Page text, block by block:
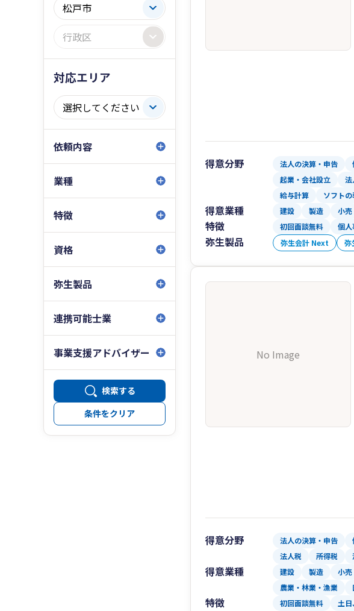
対応エリア
依頼内容
業種
特徴
資格
弥生製品
連携可能士業
事業支援アドバイザー
検索する
条件をクリア
得意分野 法人の決算・申告
起業・会社設立
法
給与計算
ソフト
得意業種 建設 製造 小売
特徴 初回面談無料 個人
弥生製品 弥生会計 Next 弥
No Image
得意分野 法人の決算・申告
法人税
所得税
得意業種 建設 製造 小売
農業・林業・漁業
特徴 初回面談無料 土日